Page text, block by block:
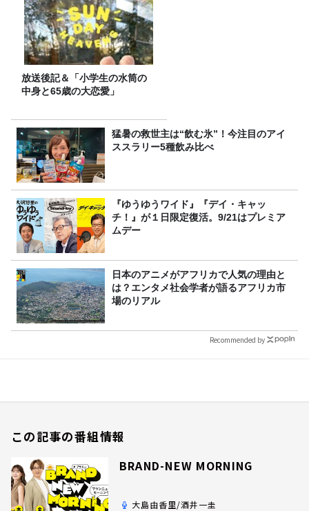
放送後記＆「小学生の水筒の
中身と65歳の大恋愛」
猛暑の救世主は“飲む氷”！今注目のアイ
ススラリー5種飲み比べ
『ゆうゆうワイド』『デイ・キャッ
チ！』が１日限定復活。9/21はプレミア
ムデー
日本のアニメがアフリカで人気の理由と
は？エンタメ社会学者が語るアフリカ市
場のリアル
Recommended by
この記事の番組情報
BRAND-NEW MORNING
大島由香里/酒井一圭